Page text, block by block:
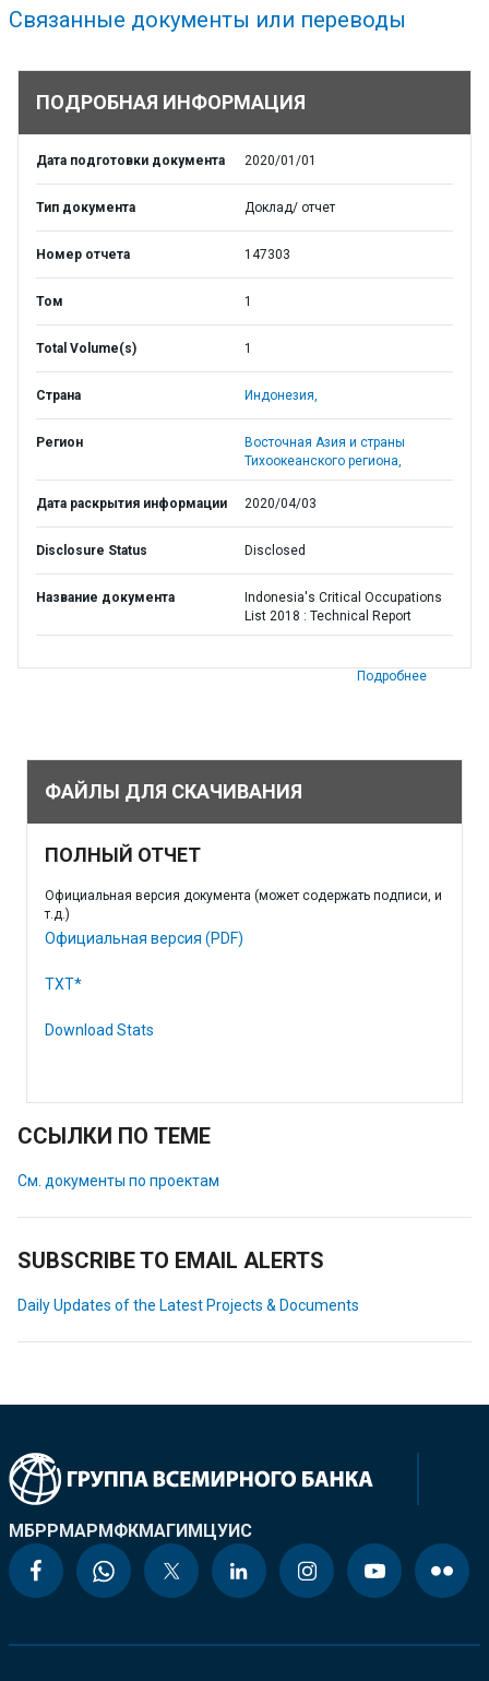
Связанные документы или переводы
ПОДРОБНАЯ ИНФОРМАЦИЯ
Дата подготовки документа 2020/01/01
Тип документа Доклад/ отчет
Номер отчета 147303
Том 1
Total Volume(s) 1
Страна Индонезия,
Регион
Восточная Азия и страны
Тихоокеанского региона,
Дата раскрытия информации 2020/04/03
Disclosure Status Disclosed
Название документа
Indonesia's Critical Occupations
List 2018 : Technical Report
Подробнее
ФАЙЛЫ ДЛЯ СКАЧИВАНИЯ
ПОЛНЫЙ ОТЧЕТ
Официальная версия документа (может содержать подписи, и
т.д.)
Официальная версия (PDF)
TXT*
Download Stats
ССЫЛКИ ПО ТЕМЕ
См. документы по проектам
SUBSCRIBE TO EMAIL ALERTS
Daily Updates of the Latest Projects & Documents
МБРРМАРМФКМАГИМЦУИС